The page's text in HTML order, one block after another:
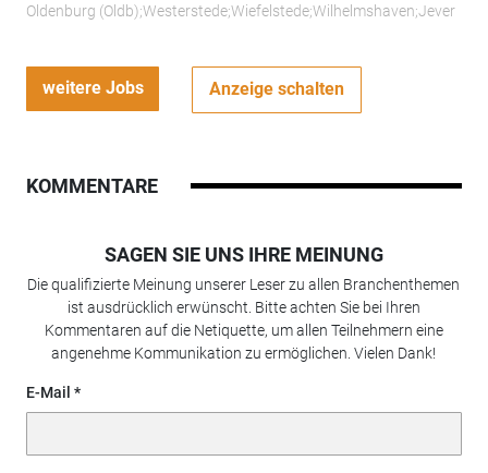
Oldenburg (Oldb);Westerstede;Wiefelstede;Wilhelmshaven;Jever
weitere Jobs Anzeige schalten
KOMMENTARE
SAGEN SIE UNS IHRE MEINUNG
Die qualifizierte Meinung unserer Leser zu allen Branchenthemen
ist ausdrücklich erwünscht. Bitte achten Sie bei Ihren
Kommentaren auf die Netiquette, um allen Teilnehmern eine
angenehme Kommunikation zu ermöglichen. Vielen Dank!
E-Mail